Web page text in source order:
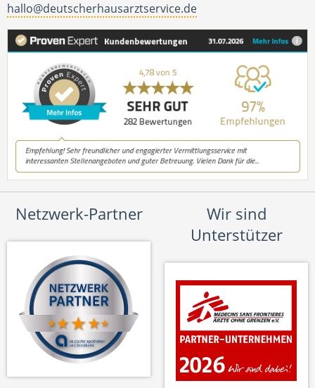
hallo@deutscherhausarztservice.de
Netzwerk-Partner
Wir sind
Unterstützer